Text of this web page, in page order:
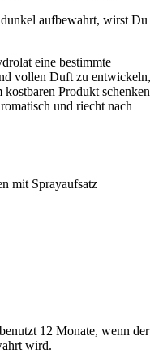
aufbewahrt, wirst Du
eine bestimmte
vollen Duft zu entwickeln,
Produkt schenken
und riecht nach
mit Sprayaufsatz
12 Monate, wenn der
wird.